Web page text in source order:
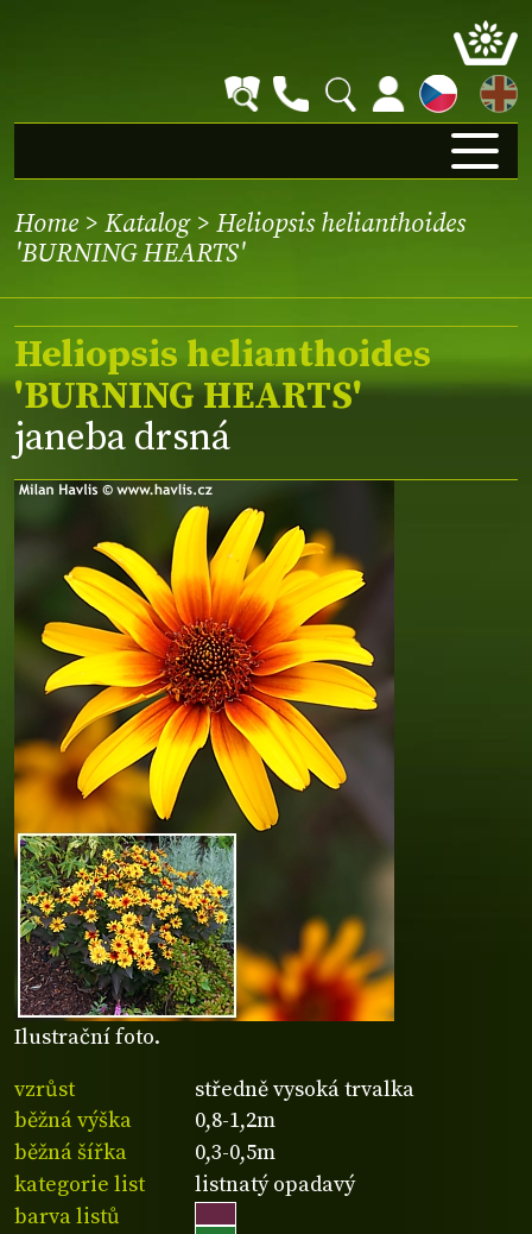
EN
Home > Katalog> Heliopsis helianthoides
'BURNING HEARTS'
Ilustrační foto.
Heliopsis helianthoides
'BURNING HEARTS'
janeba drsná
vzrůst
středně vysoká trvalka
běžná výška
0,8-1,2m
běžná šířka
0,3-0,5m
kategorie list
listnatý opadavý
barva listů